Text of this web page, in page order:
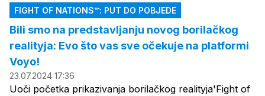
FIGHT OF NATIONS™: PUT DO POBJEDE
Bili smo na predstavljanju novog borilačkog
realityja: Evo što vas sve očekuje na platformi
Voyo!
23.07.2024 17:36
Uoči početka prikazivanja borilačkog realityja'Fight of